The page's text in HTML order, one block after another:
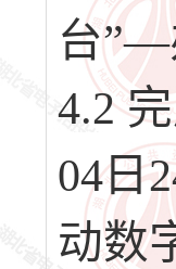
台”—
4.2
04日
动数